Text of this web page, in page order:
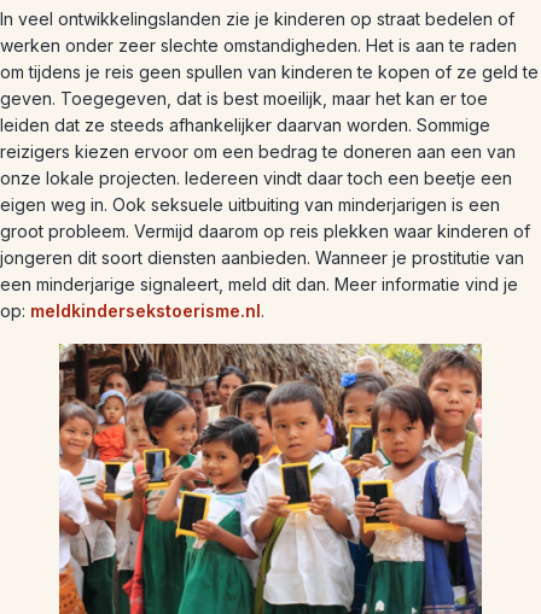
In veel ontwikkelingslanden zie je kinderen op straat bedelen of
werken onder zeer slechte omstandigheden. Het is aan te raden
om tijdens je reis geen spullen van kinderen te kopen of ze geld te
geven. Toegegeven, dat is best moeilijk, maar het kan er toe
leiden dat ze steeds afhankelijker daarvan worden. Sommige
reizigers kiezen ervoor om een bedrag te doneren aan een van
onze lokale projecten. Iedereen vindt daar toch een beetje een
eigen weg in. Ook seksuele uitbuiting van minderjarigen is een
groot probleem. Vermijd daarom op reis plekken waar kinderen of
jongeren dit soort diensten aanbieden. Wanneer je prostitutie van
een minderjarige signaleert, meld dit dan. Meer informatie vind je
op: meldkindersekstoerisme.nl.